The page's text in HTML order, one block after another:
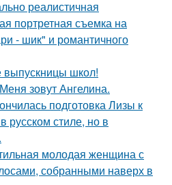
реалистичная
портретная съемка на
- шик" и романтичного
школ!
зовут Ангелина.
подготовка Лизы к
русском стиле, но в
молодая женщина с
собранными наверх в